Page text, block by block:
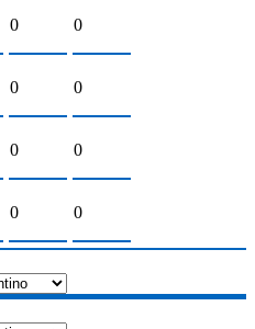
0 0
0 0
0 0
0 0